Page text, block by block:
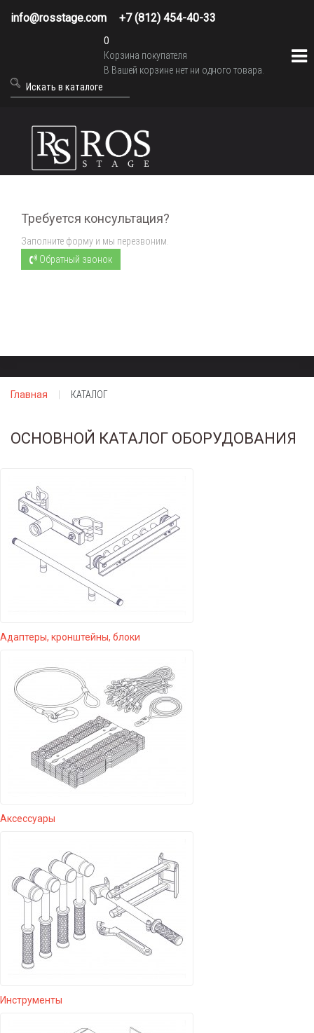
info@rosstage.com +7 (812) 454-40-33
0
Корзина покупателя
В Вашей корзине нет ни одного товара.
Требуется консультация?
Заполните форму и мы перезвоним.
Обратный звонок
Главная КАТАЛОГ
ОСНОВНОЙ КАТАЛОГ ОБОРУДОВАНИЯ
Адаптеры, кронштейны, блоки
Аксессуары
Инструменты